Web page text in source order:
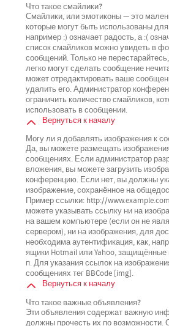
Что такое смайлики?
Смайлики, или эмотиконы — это
которые могут быть использованы
например :) означает радость, а :(
список смайликов можно увидеть в
сообщений. Только не
легко могут сделать сообщение
может отредактировать ваше
удалить его. Администратор
ограничить количество смайликов,
использовать в сообщении.
Вернуться к началу
Могу ли я добавлять изображения к
Да, вы можете размещать
сообщениях. Если администратор
вложения, вы можете загрузить
конференцию. Если нет, вы должны
изображение, сохранённое на
Пример ссылки: http://
можете указывать ссылку ни на
на вашем компьютере (если он не
сервером), ни на изображения, для
необходима аутентификация, как,
ящики Hotmail или Yahoo, защищённые
п. Для указания ссылок на
сообщениях тег BBCode [img].
Вернуться к началу
Что такое важные объявления?
Эти объявления содержат важную
должны прочесть их по возможности.